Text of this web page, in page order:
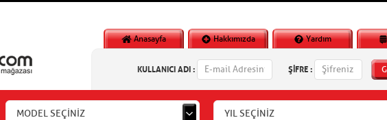
Anasayfa Hakkımızda Yardım
KULLANICI ADI : ŞİFRE :
MODEL SEÇİNİZ YIL SEÇİNİZ